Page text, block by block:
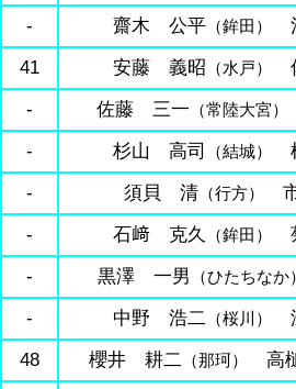
- 齋木 公平 （鉾田）
41 安藤 義昭 （水戸）
- 佐藤 三一 （常陸大宮）
- 杉山 高司 （結城）
- 須貝 清（行方）
- 石﨑 克久 （鉾田）
- 黒澤 一男 （ひたちなか）
- 中野 浩二 （桜川）
48 櫻井 耕二 （那珂） 高